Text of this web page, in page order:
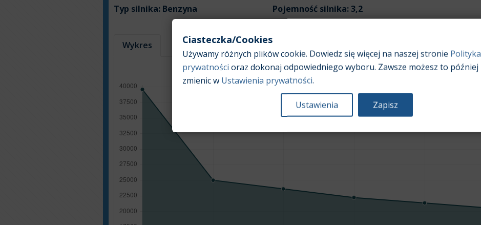
Typ silnika: Benzyna Pojemność silnika:3,2
Wykres Tabela
Średnia wartość rynkowa samochodu [PLN]
Ciasteczka/Cookies
Używamy różnych plików cookie. Dowiedz się więcej na naszej stronie Polityka
prywatności oraz dokonaj odpowiedniego wyboru. Zawsze możesz to później
zmienic w Ustawienia prywatności.
Ustawienia Zapisz